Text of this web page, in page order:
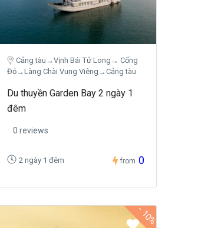
Cảng tàu→Vịnh Bái Tử Long→ Cống
Đỏ→Làng Chài Vung Viêng→Cảng tàu
Du thuyền Garden Bay 2 ngày 1
đêm
0 reviews
2 ngày 1 đêm from 0
-
10%